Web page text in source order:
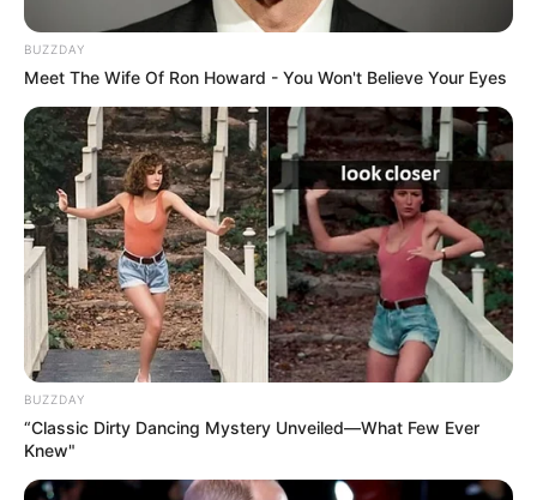
BUZZDAY
Meet The Wife Of Ron Howard - You Won't Believe Your Eyes
BUZZDAY
“Classic Dirty Dancing Mystery Unveiled—What Few Ever
Knew"